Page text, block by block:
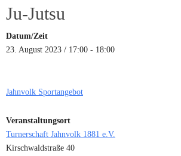
Ju-Jutsu
Datum/Zeit
23. August 2023 / 17:00 - 18:00
Jahnvolk Sportangebot
Veranstaltungsort
Turnerschaft Jahnvolk 1881 e.V.
Kirschwaldstraße 40